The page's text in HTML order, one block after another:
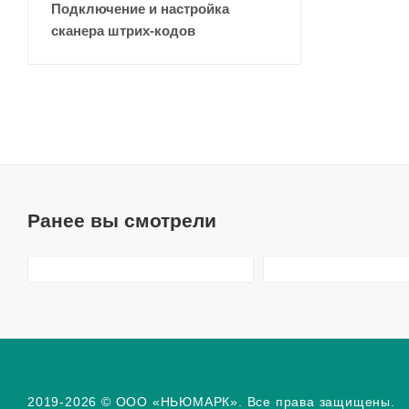
Подключение и настройка
сканера штрих-кодов
Ранее вы смотрели
2019-2026 © ООО «НЬЮМАРК». Все права защищены.